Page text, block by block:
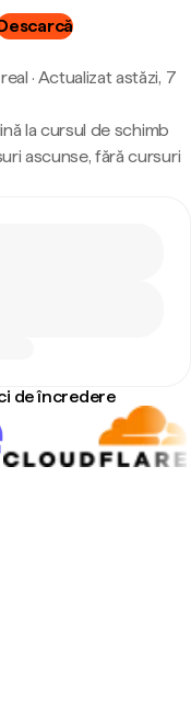
· Actualizat astăzi, 7
la cursul de schimb
ascunse, fără cursuri
de încredere